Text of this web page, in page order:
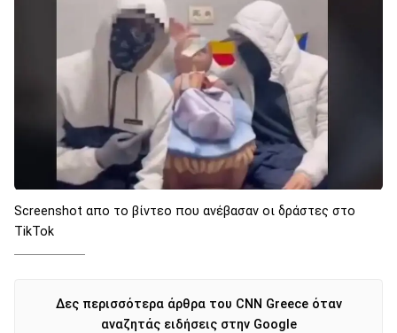
Screenshot απο το βίντεο που ανέβασαν οι δράστες στο
TikTok
Δες περισσότερα άρθρα του CNN Greece όταν
αναζητάς ειδήσεις στην Google